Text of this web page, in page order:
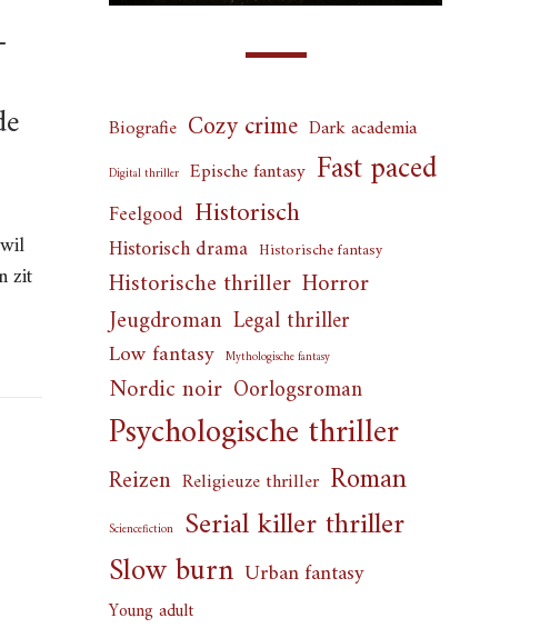
zit
Biografie Cozy crime Dark academia
Digital thriller Epische fantasy Fast paced
Feelgood Historisch
Historisch drama Historische fantasy
Historische thriller Horror
Jeugdroman Legal thriller
Low fantasy Mythologische fantasy
Nordic noir Oorlogsroman
Psychologische thriller
Reizen Religieuze thriller Roman
Sciencefiction Serial killer thriller
Slow burn Urban fantasy
Young adult